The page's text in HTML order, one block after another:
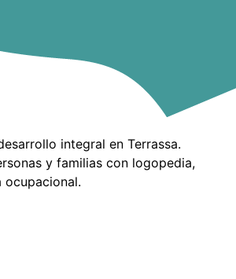
integral en Terrassa.
y familias con logopedia,